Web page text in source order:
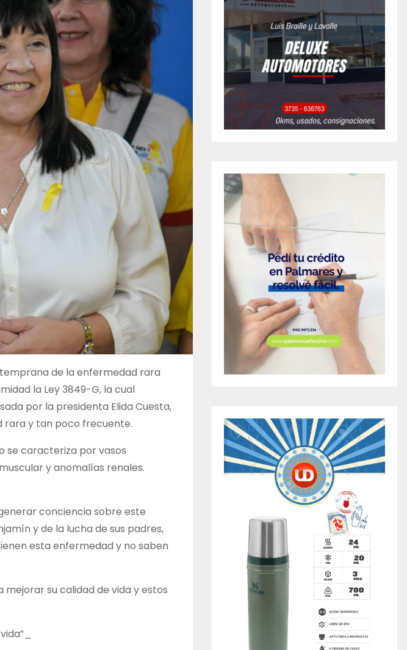
de la enfermedad rara
la Ley 3849-G, la cual
por la presidenta Elida Cuesta,
rara y tan poco frecuente.
se caracteriza por vasos
y anomalías renales.
conciencia sobre este
y de la lucha de sus padres,
esta enfermedad y no saben
su calidad de vida y estos